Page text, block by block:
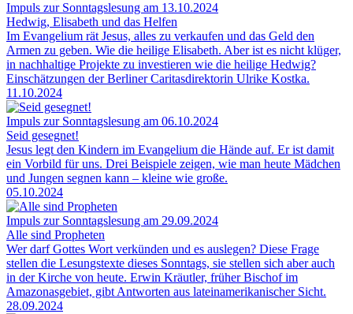
Impuls zur Sonntagslesung am 13.10.2024
Hedwig, Elisabeth und das Helfen
Im Evangelium rät Jesus, alles zu verkaufen und das Geld den
Armen zu geben. Wie die heilige Elisabeth. Aber ist es nicht klüger,
in nachhaltige Projekte zu investieren wie die heilige Hedwig?
Einschätzungen der Berliner Caritasdirektorin Ulrike Kostka.
11.10.2024
Impuls zur Sonntagslesung am 06.10.2024
Seid gesegnet!
Jesus legt den Kindern im Evangelium die Hände auf. Er ist damit
ein Vorbild für uns. Drei Beispiele zeigen, wie man heute Mädchen
und Jungen segnen kann – kleine wie große.
05.10.2024
Impuls zur Sonntagslesung am 29.09.2024
Alle sind Propheten
Wer darf Gottes Wort verkünden und es auslegen? Diese Frage
stellen die Lesungstexte dieses Sonntags, sie stellen sich aber auch
in der Kirche von heute. Erwin Kräutler, früher Bischof im
Amazonasgebiet, gibt Antworten aus lateinamerikanischer Sicht.
28.09.2024